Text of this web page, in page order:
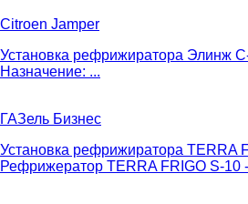
Citroen Jamper
Установка рефрижиратора Элинж
Назначение: ...
ГАЗель Бизнес
Установка рефрижиратора TERRA
Рефрижератор TERRA FRIGO S-10